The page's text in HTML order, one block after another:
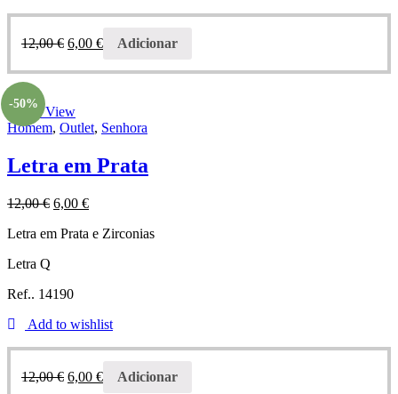
12,00€ 6,00 € Adicionar
-50%
Quick View
Homem, Outlet, Senhora
Letra em Prata
12,00€ 6,00 €
Letra em Prata e Zirconias
Letra Q
Ref.. 14190
Add to wishlist
12,00€ 6,00 € Adicionar